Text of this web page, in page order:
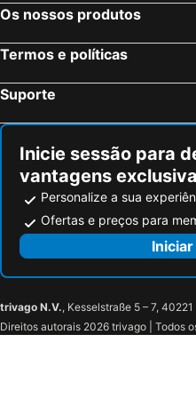
Schwechat, Baixa Áustria Hotéis
Ischgl, Tirol Hotéis
Os nossos produtos
Termos e políticas
Suporte
Inicie sessão para
vantagens
Personalize a sua
Ofertas e preços para
trivago N.V., Kesselstraße 5 – 7,
Direitos autorais 2026 trivago | Todos